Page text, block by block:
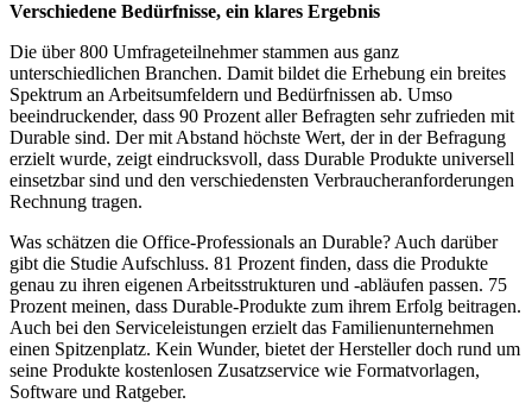
Verschiedene Bedürfnisse, ein klares Ergebnis
Die über 800 Umfrageteilnehmer stammen aus ganz
unterschiedlichen Branchen. Damit bildet die Erhebung ein breites
Spektrum an Arbeitsumfeldern und Bedürfnissen ab. Umso
beeindruckender, dass 90 Prozent aller Befragten sehr zufrieden mit
Durable sind. Der mit Abstand höchste Wert, der in der Befragung
erzielt wurde, zeigt eindrucksvoll, dass Durable Produkte universell
einsetzbar sind und den verschiedensten Verbraucheranforderungen
Rechnung tragen.
Was schätzen die Office-Professionals an Durable? Auch darüber
gibt die Studie Aufschluss. 81 Prozent finden, dass die Produkte
genau zu ihren eigenen Arbeitsstrukturen und -abläufen passen. 75
Prozent meinen, dass Durable-Produkte zum ihrem Erfolg beitragen.
Auch bei den Serviceleistungen erzielt das Familienunternehmen
einen Spitzenplatz. Kein Wunder, bietet der Hersteller doch rund um
seine Produkte kostenlosen Zusatzservice wie Formatvorlagen,
Software und Ratgeber.